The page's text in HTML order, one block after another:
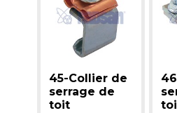
45-Collier de
serrage de
toit